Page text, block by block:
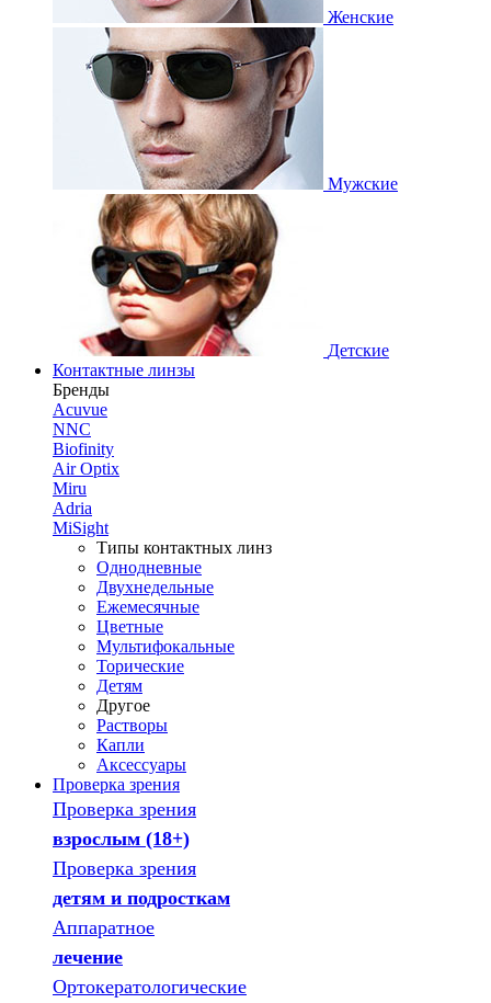
Женские
Мужские
Детские
Контактные линзы
Бренды
Acuvue
NNC
Biofinity
Air Optix
Miru
Adria
MiSight
Типы контактных линз
Однодневные
Двухнедельные
Ежемесячные
Цветные
Мультифокальные
Торические
Детям
Другое
Растворы
Капли
Аксессуары
Проверка зрения
Проверка зрения
взрослым (18+)
Проверка зрения
детям и подросткам
Аппаратное
лечение
Ортокератологические